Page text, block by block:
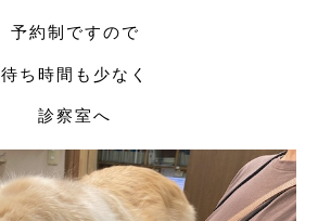
予約制ですので
待ち時間も少なく
診察室へ